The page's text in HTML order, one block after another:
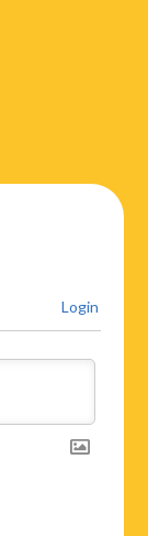
Login